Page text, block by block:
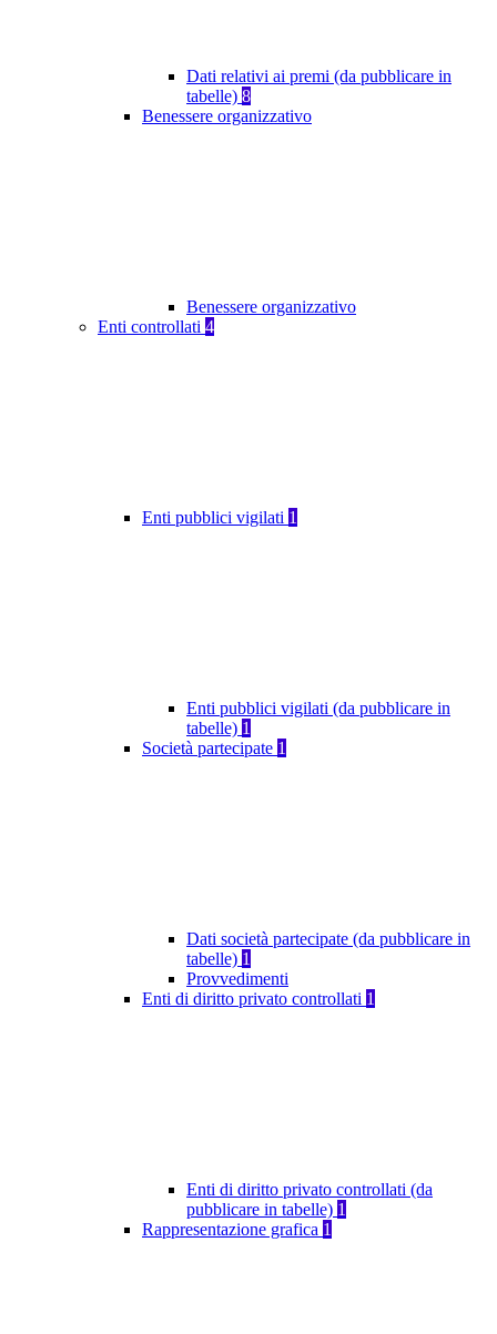
Dati relativi ai premi (da pubblicare in
tabelle) 8
Benessere organizzativo
Benessere organizzativo
Enti controllati 4
Enti pubblici vigilati 1
Enti pubblici vigilati (da pubblicare in
tabelle) 1
Società partecipate 1
Dati società partecipate (da pubblicare in
tabelle) 1
Provvedimenti
Enti di diritto privato controllati 1
Enti di diritto privato controllati (da
pubblicare in tabelle) 1
Rappresentazione grafica 1